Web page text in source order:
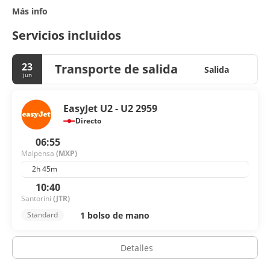
Más info
Servicios incluidos
23
jun Transporte de salida Salida
EasyJet U2 - U2 2959
Directo
06:55
Malpensa (MXP)
2h 45m
10:40
Santorini (JTR)
Standard
1 bolso de mano
Detalles